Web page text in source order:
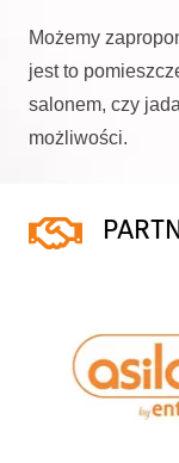
Możemy
jest to
salonem, czy
możliwości.